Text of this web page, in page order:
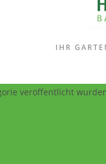
IHR
veröffentlicht